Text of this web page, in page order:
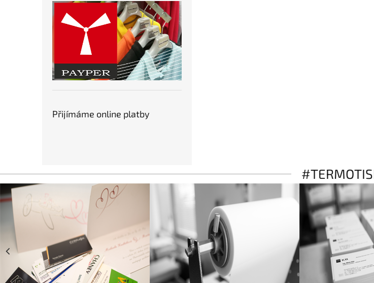
Přijímáme online platby